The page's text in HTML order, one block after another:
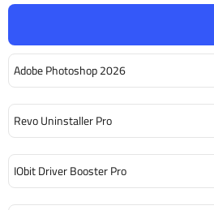
Adobe Photoshop 2026
Revo Uninstaller Pro
IObit Driver Booster Pro